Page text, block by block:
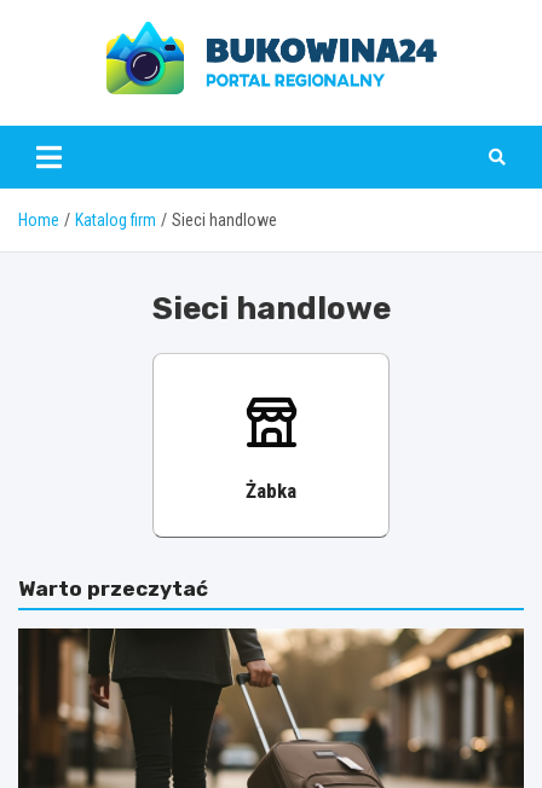
www.bukowina24.pl
Home Katalog firm Sieci handlowe
Sieci handlowe
Żabka
Warto przeczytać